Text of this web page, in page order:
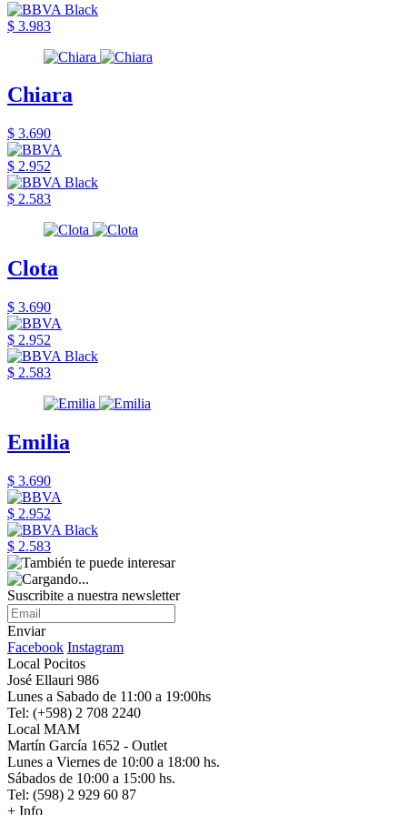
$ 3.983
Chiara
$ 3.690
$ 2.952
$ 2.583
Clota
$ 3.690
$ 2.952
$ 2.583
Emilia
$ 3.690
$ 2.952
$ 2.583
Suscribite a nuestra newsletter
Enviar
Facebook Instagram
Local Pocitos
José Ellauri 986
Lunes a Sabado de 11:00 a 19:00hs
Tel: (+598) 2 708 2240
Local MAM
Martín García 1652 - Outlet
Lunes a Viernes de 10:00 a 18:00 hs.
Sábados de 10:00 a 15:00 hs.
Tel: (598) 2 929 60 87
+ Info